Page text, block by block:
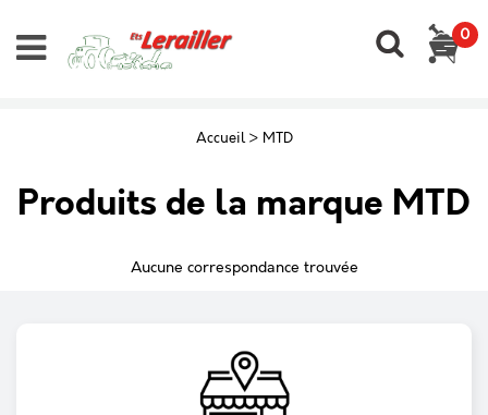
0
Accueil > MTD
Produits de la marque MTD
Aucune correspondance trouvée